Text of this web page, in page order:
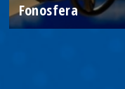
Fonosfera